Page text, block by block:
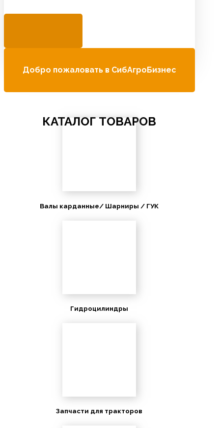
Добро пожаловать в СибАгроБизнес
КАТАЛОГ ТОВАРОВ
Валы карданные/ Шарниры / ГУК
Гидроцилиндры
Запчасти для тракторов